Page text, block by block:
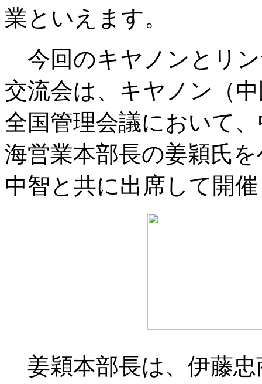
業といえます。
今回のキヤノンとリ
交流会は、キヤノン（
全国管理会議において
海営業本部長の姜穎氏
中智と共に出席して開
姜穎本部長は、伊藤